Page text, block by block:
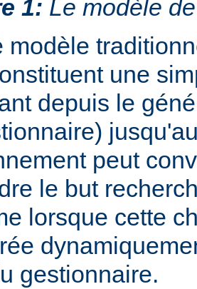
1: Le modèle
modèle
une
depuis le
peut
le but
lorsque cette
gestionnaire.